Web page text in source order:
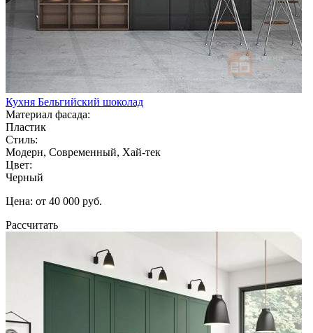
Кухня Бельгийский шоколад
Материал фасада:
Пластик
Стиль:
Модерн, Современный, Хай-тек
Цвет:
Черный
Цена: от 40 000 руб.
Рассчитать